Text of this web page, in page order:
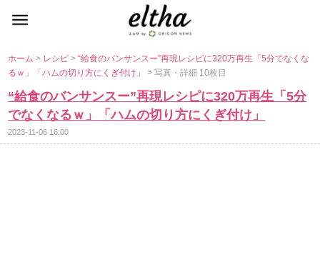
ホーム> レシピ>“給食のバンサンスー”再現レシピに320万再生「5分でなくな
るｗ」「ハムの切り方にくぎ付け」> 写真・詳細 10枚目
“給食のバンサンスー”再現レシピに320万再生「5分
でなくなるｗ」「ハムの切り方にくぎ付け」
2023-11-06 16:00